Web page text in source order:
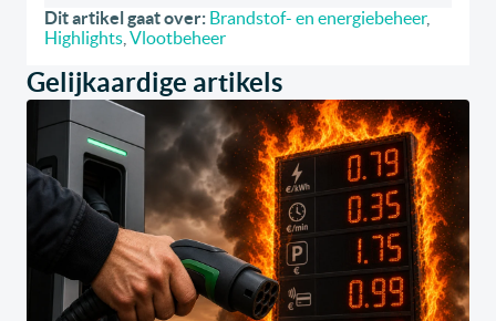
Dit artikel gaat over: Brandstof- en energiebeheer,
Highlights Vlootbeheer
Gelijkaardige artikels